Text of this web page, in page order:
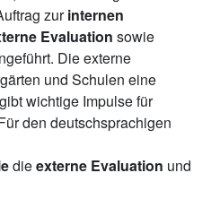
zurinternen
Evaluation sowie
Die externe
und Schulen eine
wichtige Impulse für
den deutschsprachigen
dieexterne Evaluation und